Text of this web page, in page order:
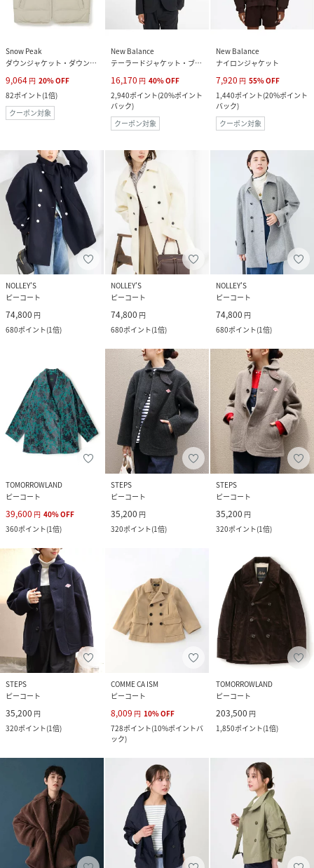
Snow Peak
ダウンジャケット・ダウンベスト
9,064 円 20%OFF
82ポイント(1倍)
クーポン対象
New Balance
テーラードジャケット・ブレザー
16,170 円 40%OFF
2,940ポイント(20%ポイント
バック)
クーポン対象
New Balance
ナイロンジャケット
7,920 円 55%OFF
1,440ポイント(20%ポイント
バック)
クーポン対象
NOLLEY'S
ピーコート
74,800 円
680ポイント(1倍)
NOLLEY'S
ピーコート
74,800 円
680ポイント(1倍)
NOLLEY'S
ピーコート
74,800 円
680ポイント(1倍)
TOMORROWLAND
ピーコート
39,600 円 40%OFF
360ポイント(1倍)
STEPS
ピーコート
35,200 円
320ポイント(1倍)
STEPS
ピーコート
35,200 円
320ポイント(1倍)
STEPS
ピーコート
35,200 円
320ポイント(1倍)
COMME CA ISM
ピーコート
8,009 円 10%OFF
728ポイント(10%ポイントバ
ック)
TOMORROWLAND
ピーコート
203,500 円
1,850ポイント(1倍)